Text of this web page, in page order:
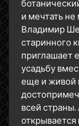
и мечтать не
Владимир
старинного
приглашает
усадьбу
еще и живой
всей
открывается